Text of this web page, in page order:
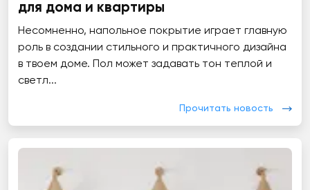
для дома и квартиры
Несомненно, напольное покрытие играет главную
роль в создании стильного и практичного дизайна
в твоем доме. Пол может задавать тон теплой и
светл...
Прочитать новость